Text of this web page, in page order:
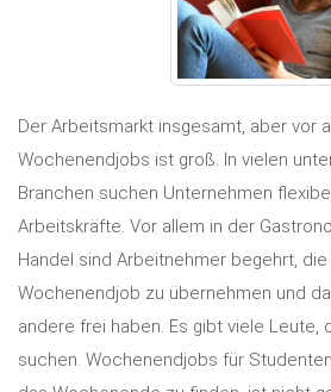
Der Arbeitsmarkt insgesamt, aber vor
Wochenendjobs ist groß. In vielen
Branchen suchen Unternehmen
Arbeitskräfte. Vor allem in der
Handel sind Arbeitnehmer begehrt,
Wochenendjob zu übernehmen und
andere frei haben. Es gibt viele Leute,
suchen. Wochenendjobs für